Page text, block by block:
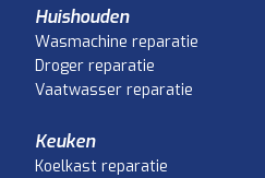
Huishouden
Wasmachine reparatie
Droger reparatie
Vaatwasser reparatie
Keuken
Koelkast reparatie